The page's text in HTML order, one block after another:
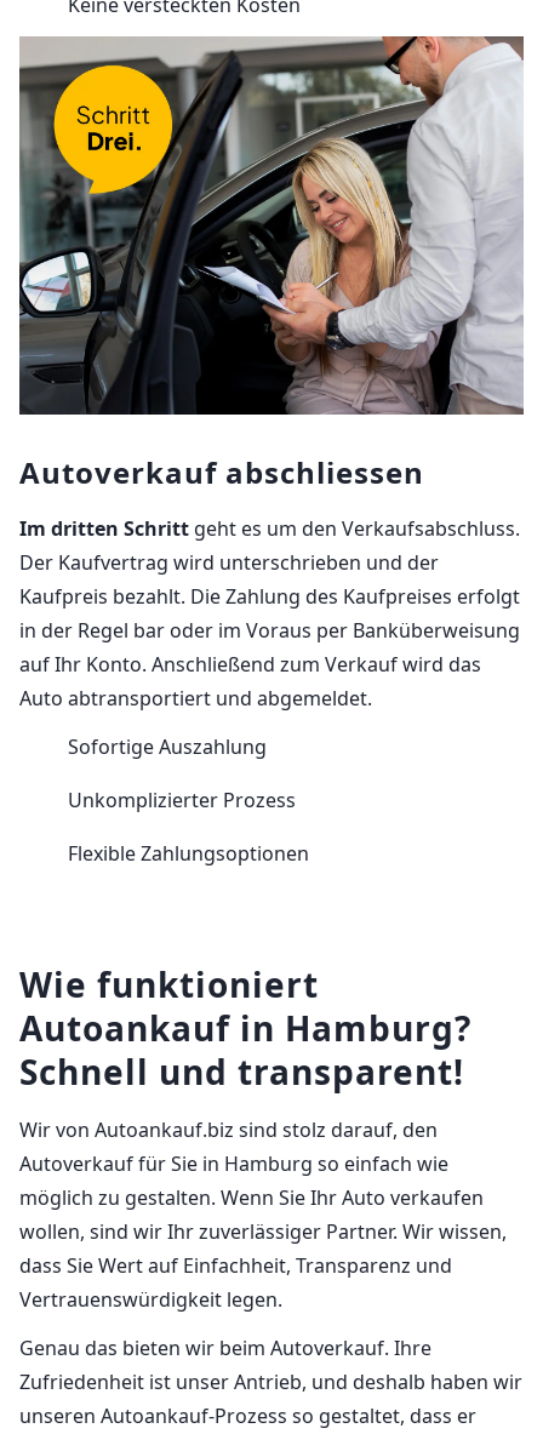
Autoverkauf abschliessen
Im dritten Schritt geht es um den Verkaufsabschluss.
Der Kaufvertrag wird unterschrieben und der
Kaufpreis bezahlt. Die Zahlung des Kaufpreises erfolgt
in der Regel bar oder im Voraus per Banküberweisung
auf Ihr Konto. Anschließend zum Verkauf wird das
Auto abtransportiert und abgemeldet.
Sofortige Auszahlung
Unkomplizierter Prozess
Flexible Zahlungsoptionen
Wie funktioniert
Autoankauf in Hamburg?
Schnell und transparent!
Wir von Autoankauf.biz sind stolz darauf, den
Autoverkauf für Sie in Hamburg so einfach wie
möglich zu gestalten. Wenn Sie Ihr Auto verkaufen
wollen, sind wir Ihr zuverlässiger Partner. Wir wissen,
dass Sie Wert auf Einfachheit, Transparenz und
Vertrauenswürdigkeit legen.
Genau das bieten wir beim Autoverkauf. Ihre
Zufriedenheit ist unser Antrieb, und deshalb haben wir
unseren Autoankauf-Prozess so gestaltet, dass er